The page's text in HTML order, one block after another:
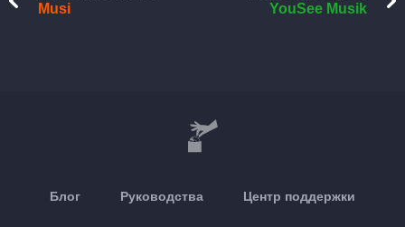
Musi YouSee Musik
Блог Руководства Центр поддержки